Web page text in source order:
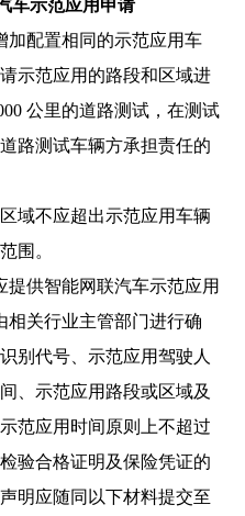
车示范应用申请
配置相同的示范应用车
示范应用的路段和区域进
公里的道路测试，在测试
路测试车辆方承担责任的
不应超出示范应用车辆
围。
供智能网联汽车示范应用
相关行业主管部门进行确
别代号、示范应用驾驶人
、示范应用路段或区域及
范应用时间原则上不超过
验合格证明及保险凭证的
明应随同以下材料提交至